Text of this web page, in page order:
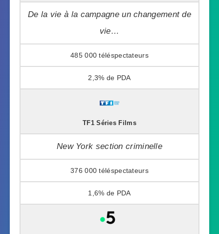
De la vie à la campagne un changement de
vie…
485 000
2,3%
TF1 Séries Films
New York section criminelle
376 000
1,6%